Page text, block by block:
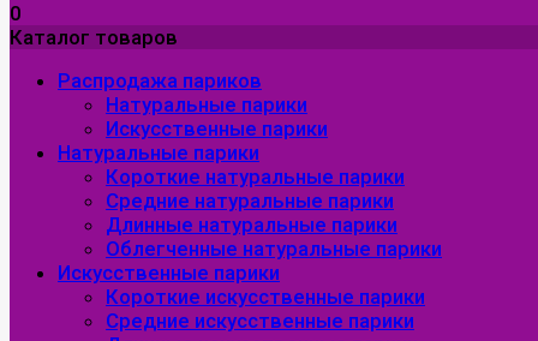
0
Каталог товаров
Распродажа париков
Натуральные парики
Искусственные парики
Натуральные парики
Короткие натуральные парики
Средние натуральные парики
Длинные натуральные парики
Облегченные натуральные парики
Искусственные парики
Короткие искусственные парики
Средние искусственные парики